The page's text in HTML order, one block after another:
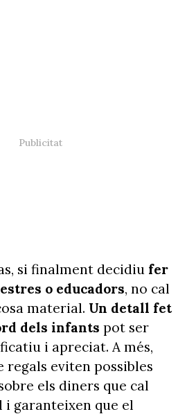
si finalment decidiu fer
o educadors, no cal
material. Un detall fet
dels infants pot ser
i apreciat. A més,
regals eviten possibles
els diners que cal
i garanteixen que el